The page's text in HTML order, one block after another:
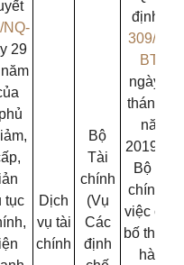
NQ-
29
tục
Dịch
vụ tài
chính
Bộ
Tài
chính
(Vụ
Các
định
định số
309/QĐ-
BTC
ngày 28
tháng 02
năm
2019 của
Bộ Tài
chính về
việc
bố thủ
hành